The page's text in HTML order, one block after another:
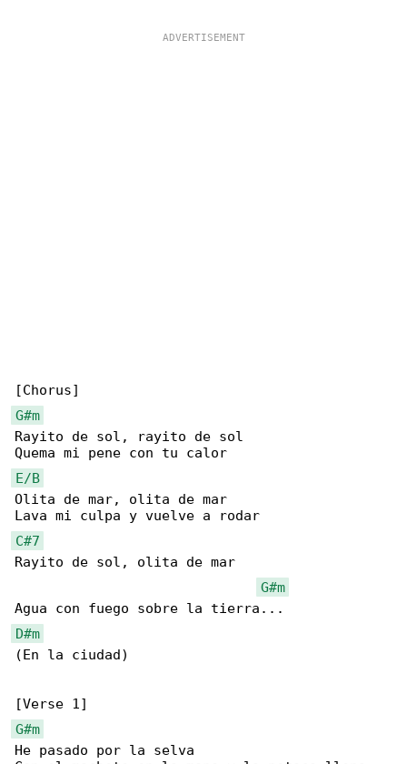
G#m
Rayito de sol, rayito de sol
E/B
Olita de mar, olita de mar
C#7
Rayito de sol, olita de mar
G#m
D#m
(En la ciudad)
G#m
He pasado por la selva